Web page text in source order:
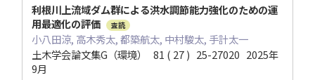
利根川上流域ダム群による洪水調節能力強化のための運
用最適化の評価
査読
小八田涼, 高木秀太, 都築航太, 中村駿太, 手計太一
土木学会論文集G（環境） 81 ( 27 ) 25-27020 2025年
9月